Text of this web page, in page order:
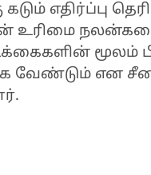
எதிர்ப்பு
உரிமை
மூலம்
வேண்டும் என